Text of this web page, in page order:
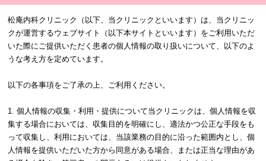
松庵内科クリニック（以下、当クリニックといいます）は、当クリニッ
クが運営するウェブサイト（以下本サイトといいます）をご利用いただ
いた際にご提供いただく患者の個人情報の取り扱いについて、以下のよ
うな考え方を定めています。
以下の各事項をご了承の上、ご利用ください。
1. 個人情報の収集・利用・提供について当クリニックは、個人情報を収
集する場合においては、収集目的を明確にし、適法かつ公正な手段をも
って収集し、利用においては、当該業務の目的に沿った範囲内とし、個
人情報を提供いただいた方から同意がある場合、または正当な理由があ